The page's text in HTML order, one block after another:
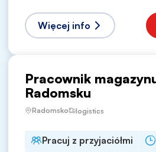
Więcej info
Pracownik
Radomsku
Radomsko logistics
Pracuj z przyjaciółmi